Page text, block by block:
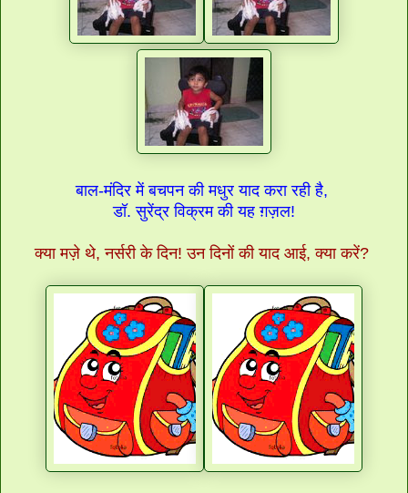
बाल-मंदिर में बचपन की मधुर याद करा रही है,
डॉ. सुरेंद्र विक्रम की यह ग़ज़ल!
क्या मज़े थे, नर्सरी के दिन! उन दिनों की याद आई, क्या करें?